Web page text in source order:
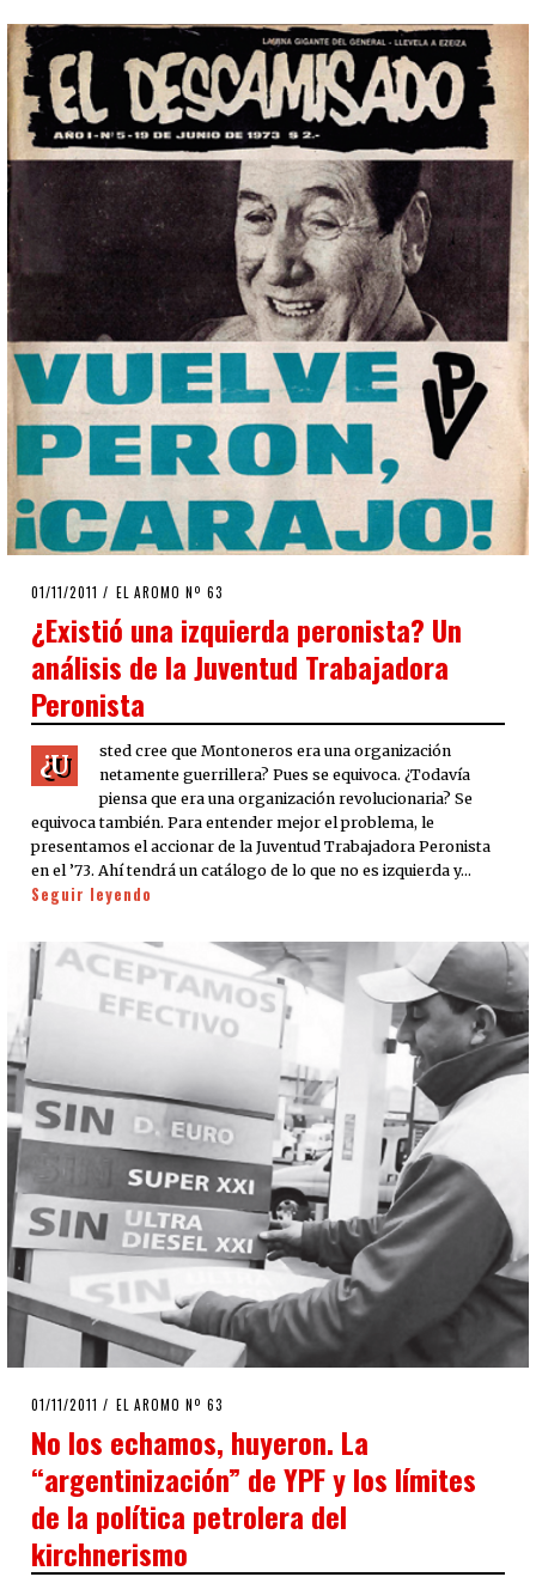
POSTED
01/11/2011 24/09/2020
EL AROMO Nº 63
¿Existió una izquierda peronista? Un
análisis de la Juventud Trabajadora
Peronista
¿U
sted cree que Montoneros era una organización
netamente guerrillera? Pues se equivoca. ¿Todavía
piensa que era una organización revolucionaria? Se
equivoca también. Para entender mejor el problema, le
presentamos el accionar de la Juventud Trabajadora Peronista
en el ’73. Ahí tendrá un catálogo de lo que no es izquierda y…
Seguir leyendo
POSTED
01/11/2011 24/09/2020
EL AROMO Nº 63
No los echamos, huyeron. La
“argentinización” de YPF y los límites
de la política petrolera del
kirchnerismo